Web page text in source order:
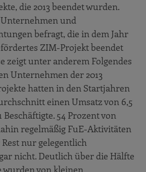
die 2013 beendet wurden.
und
befragt, die in dem Jahr
ZIM-Projekt beendet
zeigt unter anderem Folgendes
Unternehmen der 2013
hatten in den Startjahren
einen Umsatz von 6,5
Beschäftigte. 54 Prozent von
regelmäßig FuE-Aktivitäten
nur gelegentlich
nicht. Deutlich über die Hälfte
von kleinen